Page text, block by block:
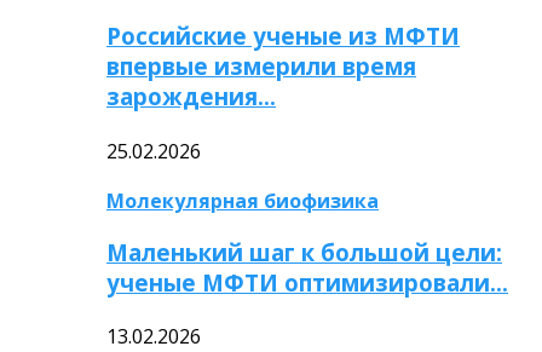
Российские ученые из МФТИ
впервые измерили время
зарождения…
25.02.2026
Молекулярная биофизика
Маленький шаг к большой цели:
ученые МФТИ оптимизировали…
13.02.2026